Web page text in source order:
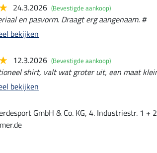
24.3.2026 (Bevestigde aankoop)
en pasvorm. Draagt erg aangenaam. #
bekijken
12.3.2026 (Bevestigde aankoop)
shirt, valt wat groter uit, een maat
bekijken
GmbH & Co. KG, 4. Industriestr. 1